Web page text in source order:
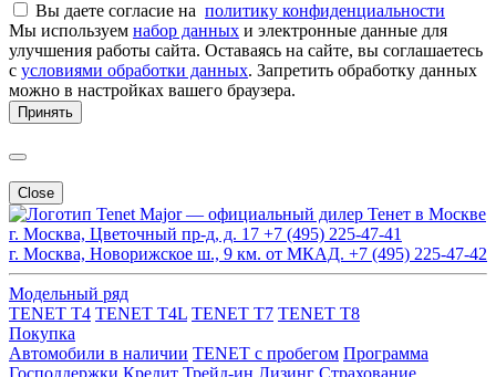
Вы даете согласие на политику конфиденциальности
Мы используем набор данных и электронные данные для
улучшения работы сайта. Оставаясь на сайте, вы соглашаетесь
с условиями обработки данных. Запретить обработку данных
можно в настройках вашего браузера.
Принять
Close
Major — официальный дилер Тенет в Москве
г. Москва, Цветочный пр-д, д. 17 +7 (495) 225-47-41
г. Москва, Новорижское ш., 9 км. от МКАД. +7 (495) 225-47-42
Модельный ряд
TENET T4 TENET T4L TENET T7 TENET T8
Покупка
Автомобили в наличии TENET с пробегом Программа